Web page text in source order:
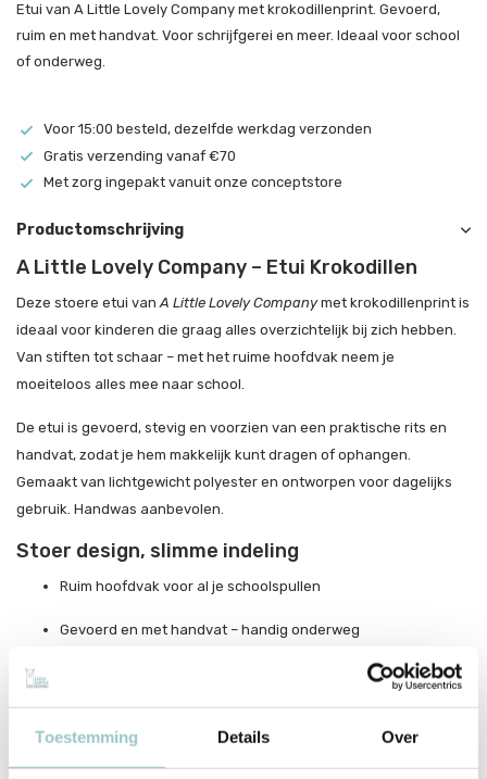
Toestemming Details Over
Etui van A Little Lovely Company met krokodillenprint. Gevoerd,
ruim en met handvat. Voor schrijfgerei en meer. Ideaal voor school
of onderweg.
Voor 15:00 besteld, dezelfde werkdag verzonden
Gratis verzending vanaf €70
Met zorg ingepakt vanuit onze conceptstore
Productomschrijving
A Little Lovely Company – Etui Krokodillen
Deze stoere etui van A Little Lovely Companymet krokodillenprint is
ideaal voor kinderen die graag alles overzichtelijk bij zich hebben.
Van stiften tot schaar – met het ruime hoofdvak neem je
moeiteloos alles mee naar school.
De etui is gevoerd, stevig en voorzien van een praktische rits en
handvat, zodat je hem makkelijk kunt dragen of ophangen.
Gemaakt van lichtgewicht polyester en ontworpen voor dagelijks
gebruik. Handwas aanbevolen.
Stoer design, slimme indeling
Ruim hoofdvak voor al je schoolspullen
Gevoerd en met handvat – handig onderweg
Lichtgewicht en sterk – perfect voor dagelijks gebruik